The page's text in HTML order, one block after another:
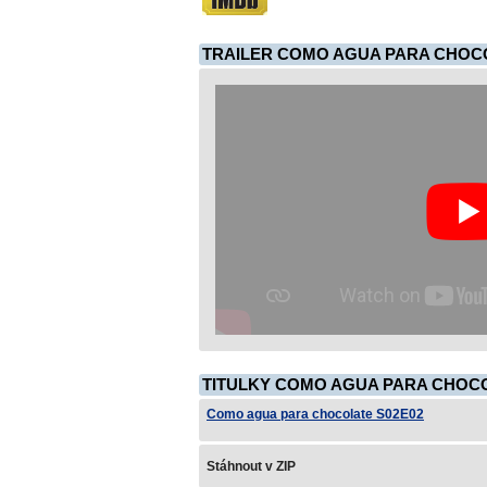
TRAILER COMO AGUA PARA
TITULKY COMO AGUA PARA
Como agua para chocolate S02E02
Stáhnout v ZIP